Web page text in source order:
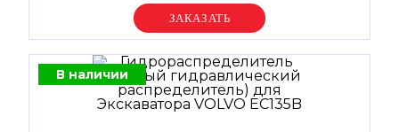
Уточняйте цену
В наличии